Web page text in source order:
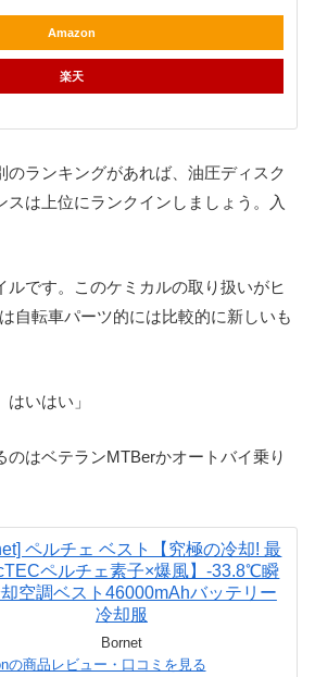
Amazon
楽天
のランキングがあれば、油圧ディスク
スは上位にランクインしましょう。入
ルです。このケミカルの取り扱いがヒ
自転車パーツ的には比較的に新しいも
はいはい」
のはベテランMTBerかオートバイ乗り
ペルチェ ベスト【究極の冷却! 最
ペルチェ素子×爆風】-33.8℃瞬
空調ベスト46000mAhバッテリー
冷却服
Bornet
の商品レビュー・口コミを見る